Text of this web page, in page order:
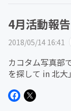
4月活動報告
2018/05/14 16:41
カコタム写真部
を探して in 北
と見つけられま